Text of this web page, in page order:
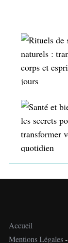
Accueil
Mentions Légales-